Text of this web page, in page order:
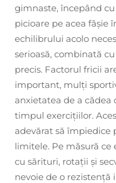
gimnaste, începând
picioare pe acea fâșie
echilibrului acolo
serioasă, combinată
precis. Factorul fricii
important, mulți
anxietatea de a cădea
timpul exercițiilor.
adevărat să împiedice
limitele. Pe măsură
cu sărituri, rotații și
nevoie de o rezistență